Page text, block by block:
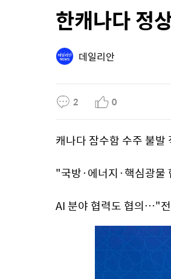
한캐나다 정
데일리안
2 0
캐나다 잠수함 수주 불발
"국방·에너지·핵심광물
AI 분야 협력도 협의…"